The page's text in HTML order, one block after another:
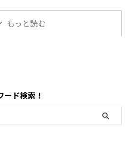
ッシュレス（クレジットカー
ド中心）・現金が必要になる
品
の
すが、実はめちゃくちゃ簡単
に作れます。 この記事では、
500Wで約2分30秒〜3分30秒が
目安・「ポンポン音が止まる
前」が完成のタイミング・1袋
約59円でコスパ最強 コストコ
もっと読む
ド検索！